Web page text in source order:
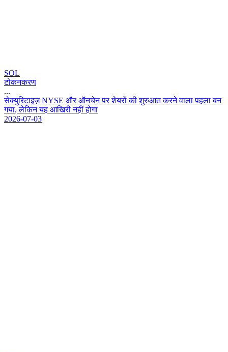
SOL
टोकनकरण
...
सकयरटइज NYSE और ऑनचन पर शयर क शरआत करन वल पहल बन
गय, लकन यह आखर नह हग
2026-07-03